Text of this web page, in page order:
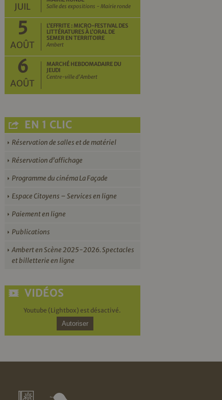
JUIL
Salle des expositions - Mairie ronde
5
AOÛT
L’EFFRITE : MICRO-FESTIVAL DES
LITTÉRATURES À L’ORAL DE
SEMER EN TERRITOIRE
Ambert
6
AOÛT
MARCHÉ HEBDOMADAIRE DU
JEUDI
Centre-ville d'Ambert
EN 1 CLIC
Réservation de salles et de matériel
Réservation d’affichage
Programme du cinéma La Façade
Espace Citoyens – Services en ligne
Paiement en ligne
Publications
Ambert en Scène 2025-2026. Spectacles
et billetterie en ligne
VIDÉOS
Youtube (Lightbox) est désactivé.
Autoriser